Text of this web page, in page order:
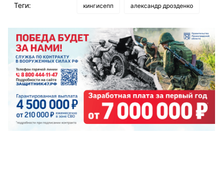
Теги: кингисепп александр дрозденко